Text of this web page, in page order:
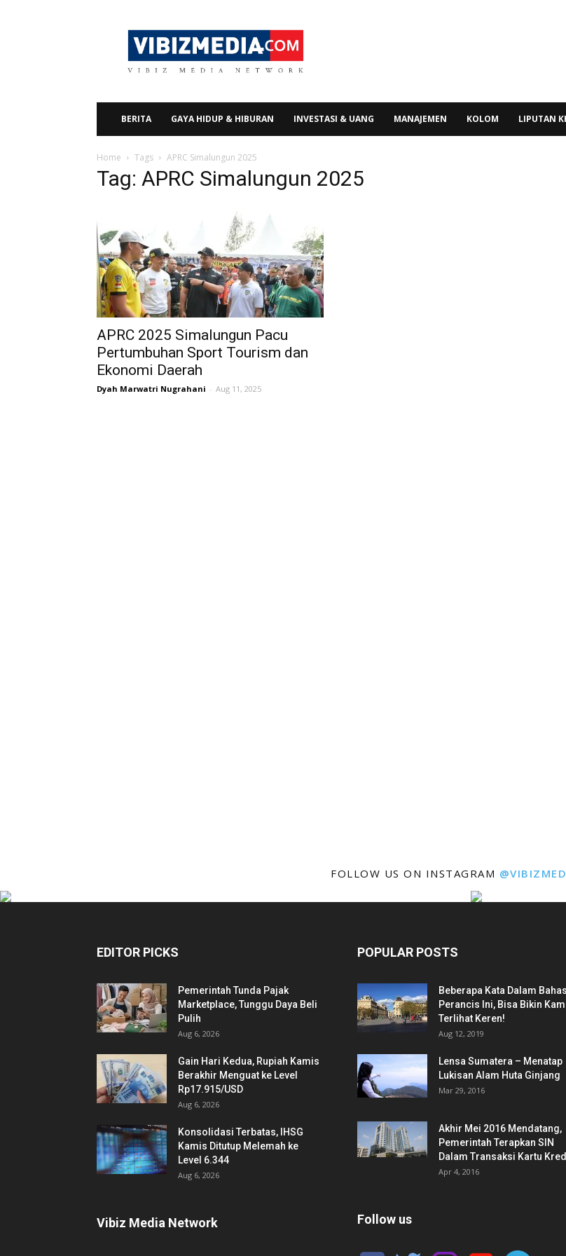
Vibizmedia.com
BERITA GAYA HIDUP & HIBURAN INVESTASI & UANG MANAJEMEN KOLOM LIPUTAN
Home Tags APRC Simalungun 2025
Tag: APRC Simalungun 2025
APRC 2025 Simalungun Pacu
Pertumbuhan Sport Tourism dan
Ekonomi Daerah
Dyah Marwatri Nugrahani - Aug 11, 2025
FOLLOW US ON INSTAGRAM
EDITOR PICKS
Pemerintah Tunda Pajak
Marketplace, Tunggu Daya Beli
Pulih
Aug 6, 2026
Gain Hari Kedua, Rupiah Kamis
Berakhir Menguat ke Level
Rp17.915/USD
Aug 6, 2026
Konsolidasi Terbatas, IHSG
Kamis Ditutup Melemah ke
Level 6.344
Aug 6, 2026
Vibiz Media Network
POPULAR POSTS
Beberapa Kata Dalam
Perancis Ini, Bisa Bikin
Terlihat Keren!
Aug 12, 2019
Lensa Sumatera – Menatap
Lukisan Alam Huta Ginjang
Mar 29, 2016
Akhir Mei 2016 Mendatang,
Pemerintah Terapkan SIN
Dalam Transaksi Kartu
Apr 4, 2016
Follow us